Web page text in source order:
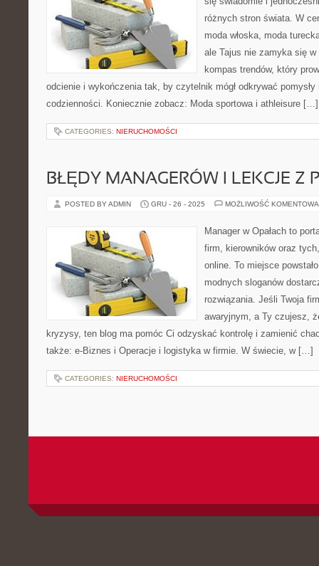
różnych stron świata. W
moda włoska, moda
ale Tajus nie zamyka się
kompas trendów, który
odcienie i wykończenia tak, by czytelnik mógł odkrywać pomysły
codzienności. Koniecznie zobacz: Moda sportowa i athleisure […]
CATEGORIES: NIERUCHOMOŚCI
BŁĘDY MANAGERÓW I LEKCJE Z
POSTED BY ADMIN GRU - 26 - 2025 MOŻLIWOŚĆ
Manager w Opałach to
firm, kierowników oraz
online. To miejsce
modnych sloganów
rozwiązania. Jeśli Twoja
awaryjnym, a Ty czujesz,
kryzysy, ten blog ma pomóc Ci odzyskać kontrolę i zamienić
także: e-Biznes i Operacje i logistyka w firmie. W świecie, w […]
CATEGORIES: NIERUCHOMOŚCI